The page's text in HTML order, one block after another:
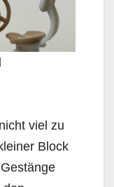
viel zu
Block